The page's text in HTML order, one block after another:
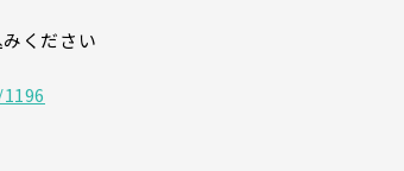
ください